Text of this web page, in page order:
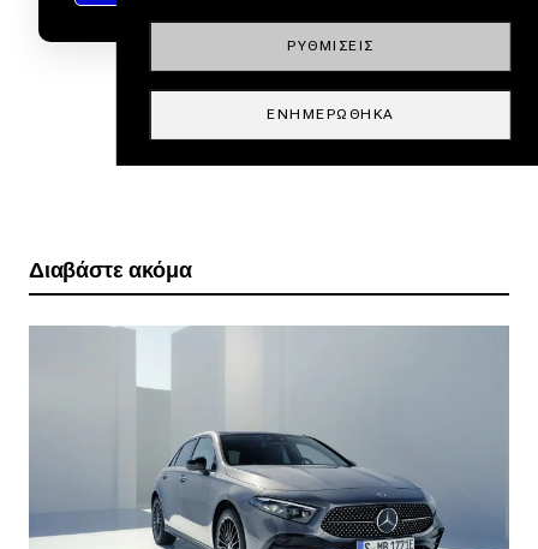
Διαβάστε ακόμα
ΡΥΘΜΊΣΕΙΣ
ΕΝΗΜΕΡΏΘΗΚΑ